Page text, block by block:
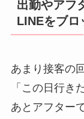
出勤やアフ
LINEをブロ
あまり接客の
「この日行き
あとアフター